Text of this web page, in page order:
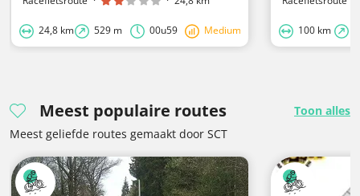
24,8 km 529 m 00u59 Medium 100 km
Meest populaire routes
Toon alles
Meest geliefde routes gemaakt door SCT